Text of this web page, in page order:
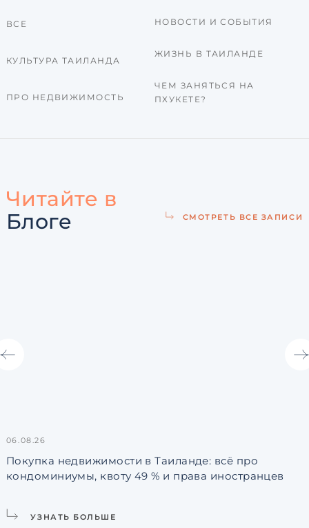
ВСЕ
КУЛЬТУРА ТАИЛАНДА
ПРО НЕДВИЖИМОСТЬ
НОВОСТИ И СОБЫТИЯ
ЖИЗНЬ В ТАИЛАНДЕ
ЧЕМ ЗАНЯТЬСЯ НА
ПХУКЕТЕ?
Читайте в
Блоге
СМОТРЕТЬ ВСЕ ЗАПИСИ
06.08.26
Покупка недвижимости в Таиланде: всё про
кондоминиумы, квоту 49 % и права иностранцев
УЗНАТЬ БОЛЬШЕ